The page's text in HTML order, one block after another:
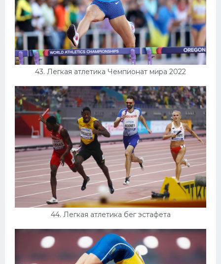
43. Легкая атлетика Чемпионат мира 2022
44. Легкая атлетика бег эстафета